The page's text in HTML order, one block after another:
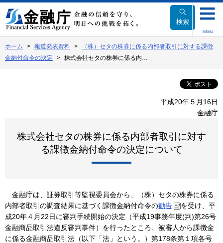
文
へ
動
検索
MENU
ホーム 報道発表資料
（株）セタの株券に係る内部者取引に対する課徴
金納付命令の決定
株式会社セタの株券に係る内…
平成20年５月16日
金融庁
株式会社セタの株券に係る内部者取引に対す
る課徴金納付命令の決定について
金融庁は、証券取引等監視委員会から、（株）セタの株券に係る
内部者取引の調査結果に基づく課徴金納付命令の勧告
を受け、平
成20年４月22日に審判手続開始の決定（平成19事務年度(判)第26号
金融商品取引法違反審判事件）を行ったところ、被審人から課徴金
に係る金融商品取引法（以下「法」という。）第178条第１項各号